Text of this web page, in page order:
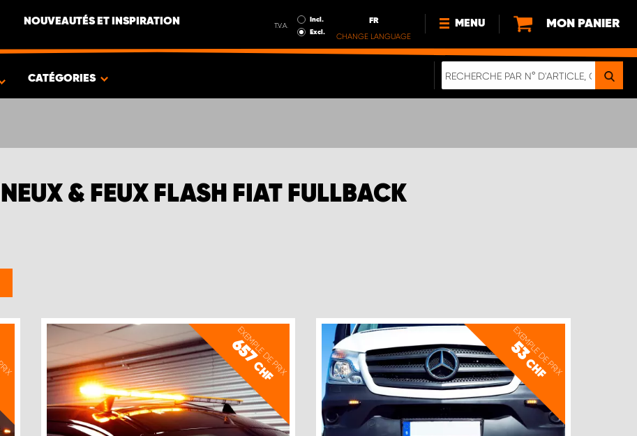
NOUVEAUTÉS ET INSPIRATION T.V.A.
Incl.
Excl.
FR
CHANGE LANGUAGE
MENU
NOUVEAUTÉS
MON PANIER
CATÉGORIES
& FEUX FLASH FIAT FULLBACK
EXEMPLE DE PRIX
657
CHF EXEMPLE DE PRIX
53
CHF